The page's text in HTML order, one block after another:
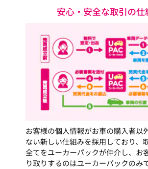
安心・安全な取引の仕
お客様の個人情報がお車の購入者以
ない新しい仕組みを採用しており、
全てをユーカーパックが仲介し、お
り取りするのはユーカーパックのみ